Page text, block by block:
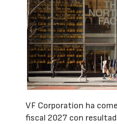
VF Corporation ha
fiscal 2027 con